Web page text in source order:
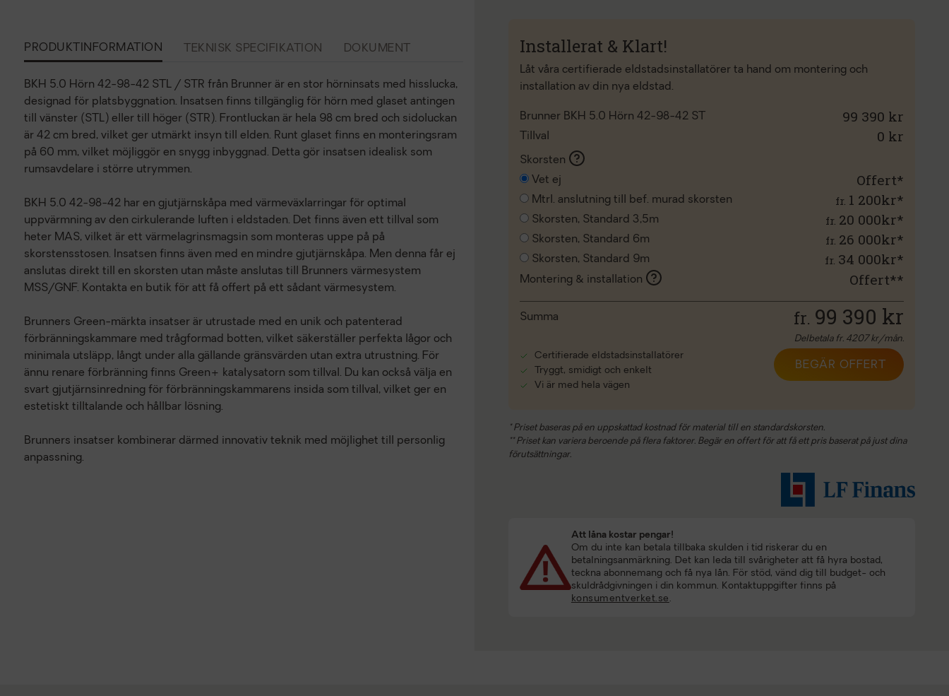
PRODUKTINFORMATION TEKNISK SPECIFIKATION DOKUMENT
BKH 5.0 Hörn 42-98-42 STL / STR från Brunner är en stor hörninsats med hisslucka,
designad för platsbyggnation. Insatsen finns tillgänglig för hörn med glaset antingen
till vänster (STL) eller till höger (STR). Frontluckan är hela 98 cm bred och sidoluckan
är 42 cm bred, vilket ger utmärkt insyn till elden. Runt glaset finns en monteringsram
på 60 mm, vilket möjliggör en snygg inbyggnad. Detta gör insatsen idealisk som
rumsavdelare i större utrymmen.
BKH 5.0 42-98-42 har en gjutjärnskåpa med värmeväxlarringar för optimal
uppvärmning av den cirkulerande luften i eldstaden. Det finns även ett tillval som
heter MAS, vilket är ett värmelagrinsmagsin som monteras uppe på på
skorstensstosen. Insatsen finns även med en mindre gjutjärnskåpa. Men denna får ej
anslutas direkt till en skorsten utan måste anslutas till Brunners värmesystem
MSS/GNF. Kontakta en butik för att få offert på ett sådant värmesystem.
Brunners Green-märkta insatser är utrustade med en unik och patenterad
förbränningskammare med trågformad botten, vilket säkerställer perfekta lågor och
minimala utsläpp, långt under alla gällande gränsvärden utan extra utrustning. För
ännu renare förbränning finns Green+ katalysatorn som tillval. Du kan också välja en
svart gjutjärnsinredning för förbränningskammarens insida som tillval, vilket ger en
estetiskt tilltalande och hållbar lösning.
Brunners insatser kombinerar därmed innovativ teknik med möjlighet till personlig
anpassning.
Installerat & Klart!
Låt våra certifierade eldstadsinstallatörer ta hand om montering och
installation av din nya eldstad.
Brunner BKH 5.0 Hörn 42-98-42 ST 99 390 kr
Tillval 0 kr
Skorsten
Vet ej
Offert*
Mtrl. anslutning till bef. murad skorsten fr. 1 200kr*
Skorsten, Standard 3,5m fr. 20 000kr*
Skorsten, Standard 6m fr. 26 000kr*
Skorsten, Standard 9m fr. 34 000kr*
Montering & installation Offert**
Summa fr. 99 390 kr
Delbetala fr. 4207kr/mån.
Certifierade eldstadsinstallatörer
Tryggt, smidigt och enkelt
Vi är med hela vägen
BEGÄR OFFERT
* Priset baseras på en uppskattad kostnad för material till en standardskorsten.
** Priset kan variera beroende på flera faktorer. Begär en offert för att få ett pris baserat på just dina
förutsättningar.
Att låna kostar pengar!
Om du inte kan betala tillbaka skulden i tid riskerar du en
betalningsanmärkning. Det kan leda till svårigheter att få hyra bostad,
teckna abonnemang och få nya lån. För stöd, vänd dig till budget- och
skuldrådgivningen i din kommun. Kontaktuppgifter finns på
konsumentverket.se .